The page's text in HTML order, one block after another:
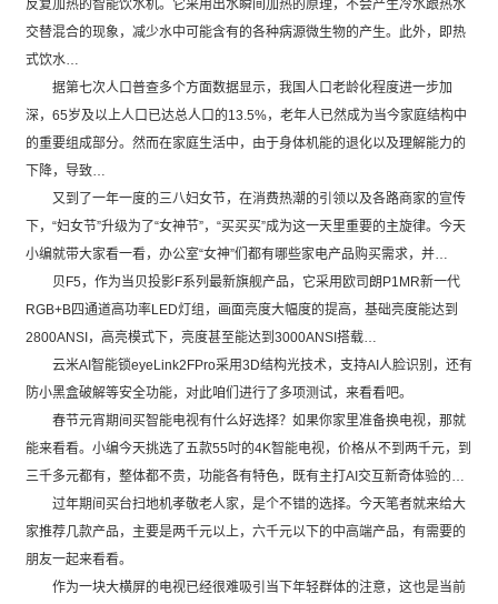
反复加热的智能饮水机。它采用出水瞬间加热的原理，不会产生冷水跟热水
交替混合的现象，减少水中可能含有的各种病源微生物的产生。此外，即热
式饮水…
据第七次人口普查多个方面数据显示，我国人口老龄化程度进一步加
深，65岁及以上人口已达总人口的13.5%，老年人已然成为当今家庭结构中
的重要组成部分。然而在家庭生活中，由于身体机能的退化以及理解能力的
下降，导致…
又到了一年一度的三八妇女节，在消费热潮的引领以及各路商家的宣传
下，“妇女节”升级为了“女神节”，“买买买”成为这一天里重要的主旋律。今天
小编就带大家看一看，办公室“女神”们都有哪些家电产品购买需求，并…
贝F5，作为当贝投影F系列最新旗舰产品，它采用欧司朗P1MR新一代
RGB+B四通道高功率LED灯组，画面亮度大幅度的提高，基础亮度能达到
2800ANSI，高亮模式下，亮度甚至能达到3000ANSI搭载…
云米AI智能锁eyeLink2FPro采用3D结构光技术，支持AI人脸识别，还有
防小黑盒破解等安全功能，对此咱们进行了多项测试，来看看吧。
春节元宵期间买智能电视有什么好选择？如果你家里准备换电视，那就
能来看看。小编今天挑选了五款55吋的4K智能电视，价格从不到两千元，到
三千多元都有，整体都不贵，功能各有特色，既有主打AI交互新奇体验的…
过年期间买台扫地机孝敬老人家，是个不错的选择。今天笔者就来给大
家推荐几款产品，主要是两千元以上，六千元以下的中高端产品，有需要的
朋友一起来看看。
作为一块大横屏的电视已经很难吸引当下年轻群体的注意，这也是当前